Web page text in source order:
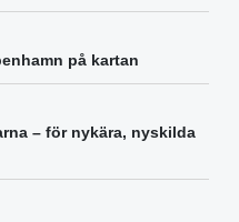
på kartan
– för nykära, nyskilda